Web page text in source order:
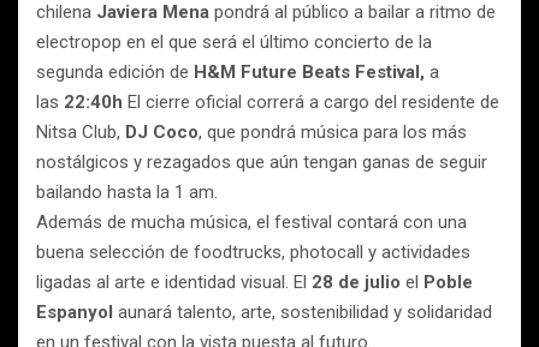
chilena Javiera Mena pondrá al público a bailar a ritmo de
electropop en el que será el último concierto de la
segunda edición de H&M Future Beats Festival, a
las 22:40h El cierre oficial correrá a cargo del residente de
Nitsa Club, DJ Coco, que pondrá música para los más
nostálgicos y rezagados que aún tengan ganas de seguir
bailando hasta la 1 am.
Además de mucha música, el festival contará con una
buena selección de foodtrucks, photocall y actividades
ligadas al arte e identidad visual. El 28 de julio el Poble
Espanyol aunará talento, arte, sostenibilidad y solidaridad
en un festival con la vista puesta al futuro.